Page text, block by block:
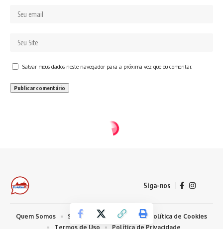
Salvar meus dados neste navegador para a próxima vez que eu comentar.
Siga-nos
Quem Somos Sobre Nosso Conteúdo
Política de Cookies
Termos de Uso
Política de Privacidade